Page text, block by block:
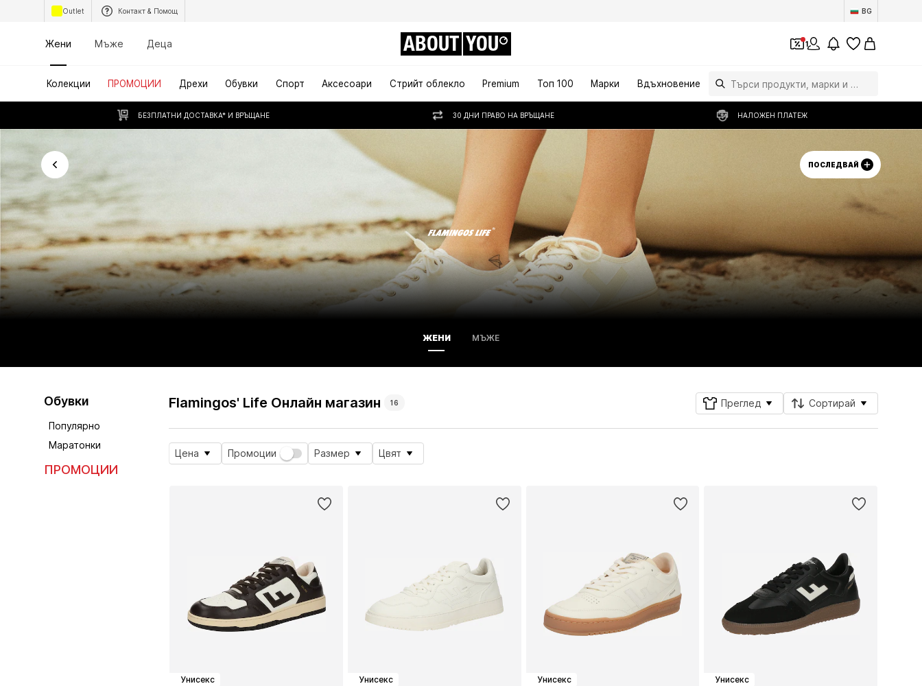
Outlet Контакт & Помощ BG
Жени Мъже Деца ABOUT YOU 1
Колекции ПРОМОЦИИ Дрехи Обувки Спорт Аксесоари Стрийт облекло Premium Топ 100 Марки Вдъхновение
БЕЗПЛАТНИ ДОСТАВКА* И ВРЪЩАНЕ 30 ДНИ ПРАВО НА ВРЪЩАНЕ НАЛОЖЕН ПЛАТЕЖ
ПОСЛЕДВАЙ
ЖЕНИ МЪЖЕ
Обувки
Популярно
Маратонки
ПРОМОЦИИ
Flamingos' Life Онлайн магазин 16 Преглед Сортирай
Цена Промоции Размер Цвят
Унисекс
Унисекс
Унисекс
Унисекс